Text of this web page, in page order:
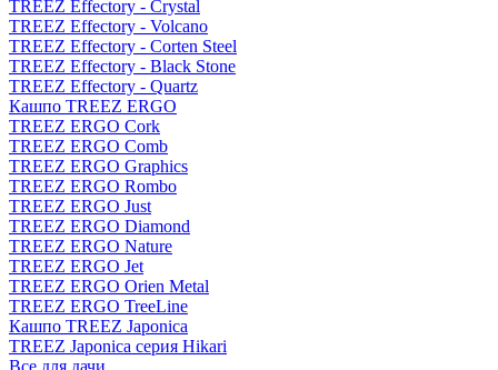
TREEZ Effectory - Crystal
TREEZ Effectory - Volcano
TREEZ Effectory - Corten Steel
TREEZ Effectory - Black Stone
TREEZ Effectory - Quartz
Кашпо TREEZ ERGO
TREEZ ERGO Cork
TREEZ ERGO Comb
TREEZ ERGO Graphics
TREEZ ERGO Rombo
TREEZ ERGO Just
TREEZ ERGO Diamond
TREEZ ERGO Nature
TREEZ ERGO Jet
TREEZ ERGO Orien Metal
TREEZ ERGO TreeLine
Кашпо TREEZ Japonica
TREEZ Japonica серия Hikari
Все для дачи